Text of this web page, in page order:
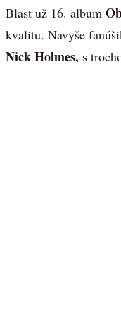
Blast už 16. album
kvalitu. Navyše
Nick Holmes, s